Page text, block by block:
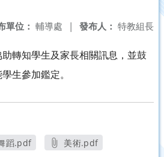
發布人： 特教組長
單位： 輔導處 |
轉知學生及家長相關訊息，並鼓
生參加鑑定。
蹈.pdf
美術.pdf